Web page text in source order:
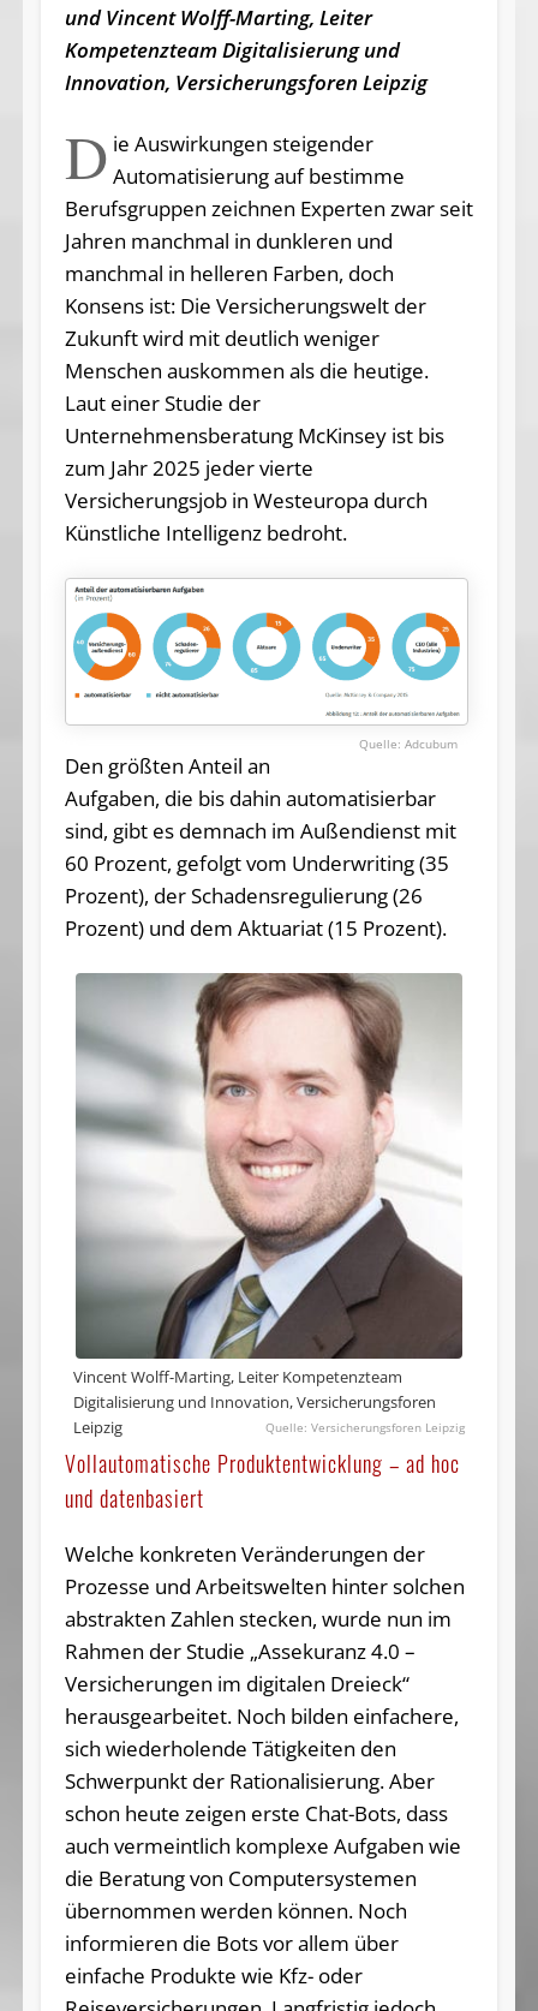
und Vincent Wolff-Marting, Leiter
Kompetenzteam Digitalisierung und
Innovation, Versicherungsforen Leipzig
D ie Auswirkungen steigender
Automatisierung auf bestimme
Berufsgruppen zeichnen Experten zwar seit
Jahren manchmal in dunkleren und
manchmal in helleren Farben, doch
Konsens ist: Die Versicherungswelt der
Zukunft wird mit deutlich weniger
Menschen auskommen als die heutige.
Laut einer Studie der
Unternehmensberatung McKinsey ist bis
zum Jahr 2025 jeder vierte
Versicherungsjob in Westeuropa durch
Künstliche Intelligenz bedroht.
Adcubum
Den größten Anteil an
Aufgaben, die bis dahin automatisierbar
sind, gibt es demnach im Außendienst mit
60 Prozent, gefolgt vom Underwriting (35
Prozent), der Schadensregulierung (26
Prozent) und dem Aktuariat (15 Prozent).
Vincent Wolff-Marting, Leiter Kompetenzteam
Digitalisierung und Innovation, Versicherungsforen
Leipzig
Versicherungsforen Leipzig
Vollautomatische Produktentwicklung – ad hoc
und datenbasiert
Welche konkreten Veränderungen der
Prozesse und Arbeitswelten hinter solchen
abstrakten Zahlen stecken, wurde nun im
Rahmen der Studie „Assekuranz 4.0 –
Versicherungen im digitalen Dreieck“
herausgearbeitet. Noch bilden einfachere,
sich wiederholende Tätigkeiten den
Schwerpunkt der Rationalisierung. Aber
schon heute zeigen erste Chat-Bots, dass
auch vermeintlich komplexe Aufgaben wie
die Beratung von Computersystemen
übernommen werden können. Noch
informieren die Bots vor allem über
einfache Produkte wie Kfz- oder